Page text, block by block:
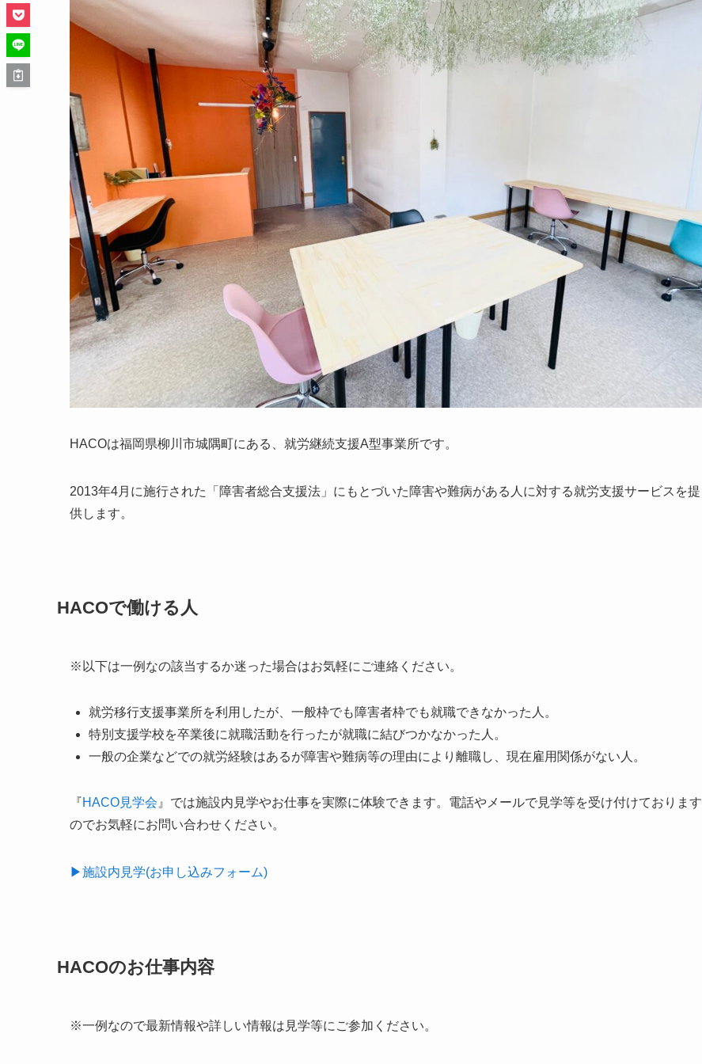
HACOは福岡県柳川市城隅町にある、就労継続支援A型事業所です。
2013年4月に施行された「障害者総合支援法」にもとづいた障害や難病がある人に対する就労支援サービスを提
供します。
HACOで働ける人
※以下は一例なの該当するか迷った場合はお気軽にご連絡ください。
就労移行支援事業所を利用したが、一般枠でも障害者枠でも就職できなかった人。
特別支援学校を卒業後に就職活動を行ったが就職に結びつかなかった人。
一般の企業などでの就労経験はあるが障害や難病等の理由により離職し、現在雇用関係がない人。
『HACO見学会 』では施設内見学やお仕事を実際に体験できます。電話やメールで見学等を受け付けております
のでお気軽にお問い合わせください。
▶︎施設内見学(お申し込みフォーム)
HACOのお仕事内容
※一例なので最新情報や詳しい情報は見学等にご参加ください。